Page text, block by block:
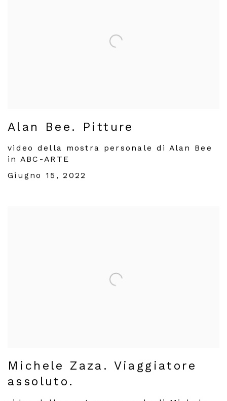
Alan Bee. Pitture
video della mostra personale di Alan Bee
in ABC-ARTE
Giugno 15, 2022
Michele Zaza. Viaggiatore
assoluto.